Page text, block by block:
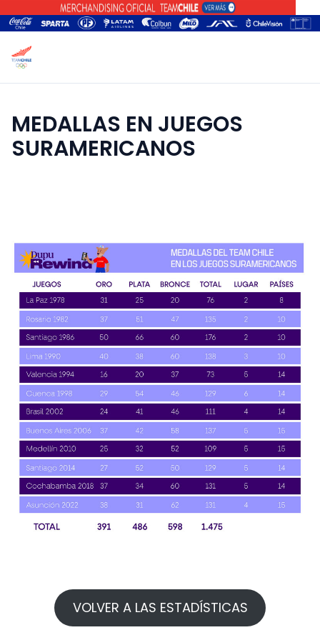
MEDALLAS EN JUEGOS
SURAMERICANOS
VOLVER A LAS ESTADÍSTICAS